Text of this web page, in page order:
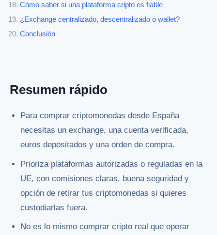
Cómo saber si una plataforma cripto es fiable
¿Exchange centralizado, descentralizado o wallet?
Conclusión
Resumen rápido
Para comprar criptomonedas desde España
necesitas un exchange, una cuenta verificada,
euros depositados y una orden de compra.
Prioriza plataformas autorizadas o reguladas en la
UE, con comisiones claras, buena seguridad y
opción de retirar tus criptomonedas si quieres
custodiarlas fuera.
No es lo mismo comprar cripto real que operar